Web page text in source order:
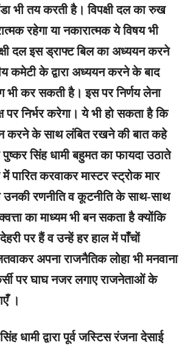
भी तय करती है। विपक्षी दल का रुख
रहेगा या नकारात्मक ये विषय भी
दल इस ड्राफ्ट बिल का अध्ययन करने
कमेटी के द्वारा अध्ययन करने के बाद
भी कर सकती है। इस पर निर्णय लेना
पर निर्भर करेगा। ये भी हो सकता है कि
करने के साथ लंबित रखने की बात कहे
सिंह धामी बहुमत का फायदा उठाते
पारित करवाकर मास्टर स्ट्रोक मार
रणनीति व कूटनीति के साथ-साथ
का माध्यम भी बन सकता है क्योंकि
पर हैं व उन्हें हर हाल में पाँचों
अपना राजनैतिक लोहा भी मनवाना
पर घाघ नजर लगाए राजनेताओं के
।
धामी द्वारा पूर्व जस्टिस रंजना देसाई